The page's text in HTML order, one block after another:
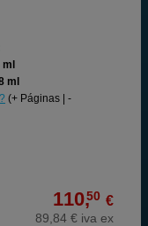
ml
(+ Páginas | -
110,50 €
89,84 € iva ex